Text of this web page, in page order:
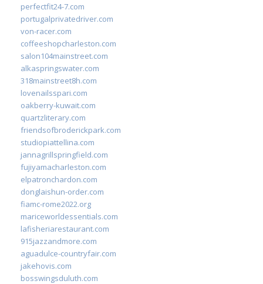
perfectfit24-7.com
portugalprivatedriver.com
von-racer.com
coffeeshopcharleston.com
salon104mainstreet.com
alkaspringswater.com
318mainstreet8h.com
lovenailsspari.com
oakberry-kuwait.com
quartzliterary.com
friendsofbroderickpark.com
studiopiattellina.com
jannagrillspringfield.com
fujiyamacharleston.com
elpatronchardon.com
donglaishun-order.com
fiamc-rome2022.org
mariceworldessentials.com
lafisheriarestaurant.com
915jazzandmore.com
aguadulce-countryfair.com
jakehovis.com
bosswingsduluth.com